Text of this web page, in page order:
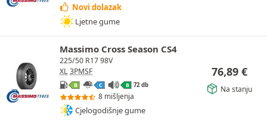
Novi dolazak
Ljetne gume
Massimo Cross Season CS4
225/50 R17 98V
XL 3PMSF
B C B 72 db
8 mišljenja
Cjelogodišnje gume
76,89 €
Na stanju